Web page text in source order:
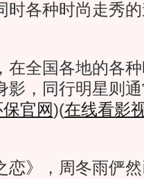
时各种时尚走秀
全国各地的各种
影，同行明星则
官网)(在线看影
》，周冬雨俨然